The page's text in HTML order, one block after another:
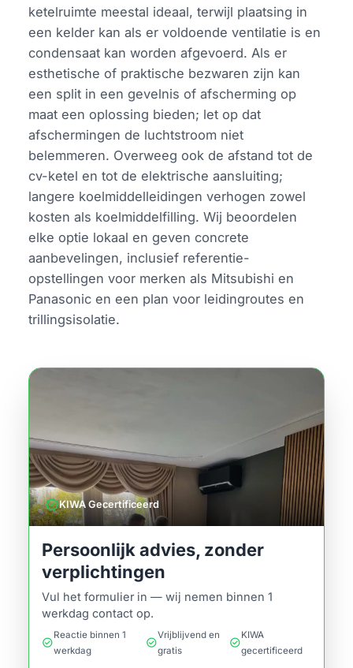
ketelruimte meestal ideaal, terwijl plaatsing in
een kelder kan als er voldoende ventilatie is en
condensaat kan worden afgevoerd. Als er
esthetische of praktische bezwaren zijn kan
een split in een gevelnis of afscherming op
maat een oplossing bieden; let op dat
afschermingen de luchtstroom niet
belemmeren. Overweeg ook de afstand tot de
cv-ketel en tot de elektrische aansluiting;
langere koelmiddelleidingen verhogen zowel
kosten als koelmiddelfilling. Wij beoordelen
elke optie lokaal en geven concrete
aanbevelingen, inclusief referentie-
opstellingen voor merken als Mitsubishi en
Panasonic en een plan voor leidingroutes en
trillingsisolatie.
verifiedKIWA Gecertificeerd
Persoonlijk advies, zonder
verplichtingen
Vul het formulier in — wij nemen binnen 1
werkdag contact op.
check_circle
Reactie binnen 1
werkdag
check_circle
Vrijblijvend en
gratis
check_circle
KIWA
gecertificeerd